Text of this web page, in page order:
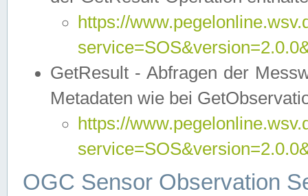
https://
GetResult - Abfragen der
Metadaten wie bei
https://
OGC Sensor Observation